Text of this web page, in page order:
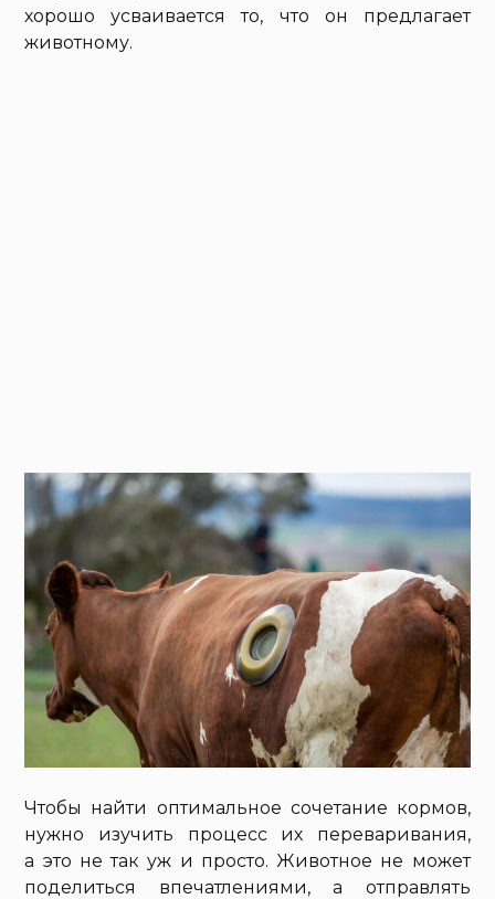
хорошо усваивается то, что он предлагает
животному.
Чтобы найти оптимальное сочетание кормов,
нужно изучить процесс их переваривания,
а это не так уж и просто. Животное не может
поделиться впечатлениями, а отправлять